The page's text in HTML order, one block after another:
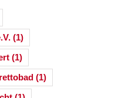
(1)
(1)
(1)